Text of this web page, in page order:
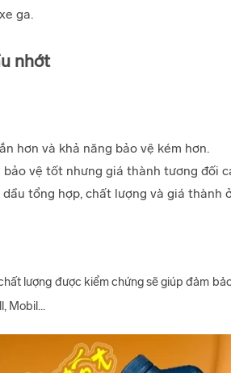
ga.
nhớt
hơn và khả năng bảo vệ kém hơn.
vệ tốt nhưng giá thành tương đối
tổng hợp, chất lượng và giá thành
lượng được kiểm chứng sẽ giúp đảm
Mobil…